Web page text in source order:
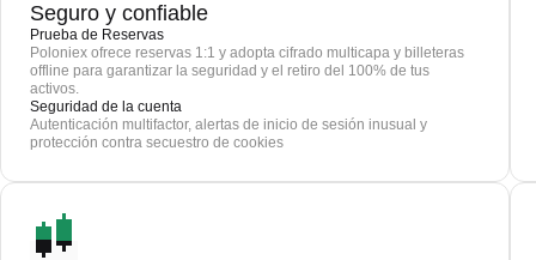
Seguro y confiable
Prueba de Reservas
Poloniex ofrece reservas 1:1 y adopta cifrado multicapa y billeteras
offline para garantizar la seguridad y el retiro del 100% de tus
activos.
Seguridad de la cuenta
Autenticación multifactor, alertas de inicio de sesión inusual y
protección contra secuestro de cookies